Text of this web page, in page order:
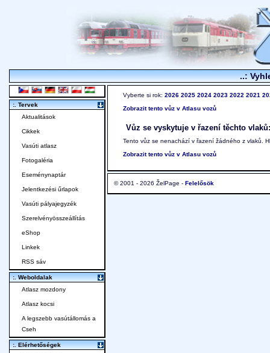
..:
Vyberte si rok: 2026 2025 2024 2023 2022 2021
Zobrazit tento vůz v Atlasu vozů
Vůz se vyskytuje v řazení těchto vlaků:
Tento vůz se nenachází v řazení žádného z vlaků.
Zobrazit tento vůz v Atlasu vozů
© 2001 - 2026 ŽelPage - Felelősök
:. Tervek
Aktualitások
Cikkek
Vasúti atlasz
Fotogaléria
Eseménynaptár
Jelentkezési űrlapok
Vasúti pályajegyzék
Szerelvényösszeállítás
eShop
Linkek
RSS sáv
:. Weboldalak
Atlasz mozdony
Atlasz kocsi
A legszebb vasútállomás a
Cseh
:. Elérhetőségek